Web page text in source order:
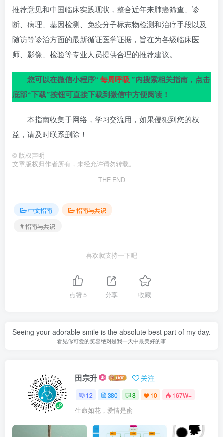
推荐意见和中国临床实践现状，整合近年来肺癌筛查、诊
断、病理、基因检测、免疫分子标志物检测和治疗手段以及
随访等诊治方面的最新循证医学证据，旨在为各级临床医
师、影像、检验等专业人员提供合理的推荐建议。
您可以在微信小程序“每周呼吸 ”内搜索相关指南，点击
底部“下载”按钮可直接下载到微信中方便阅读！
本指南收集于网络，学习交流用，如果侵犯到您的权
益，请及时联系删除！
© 版权声明
文章版权归作者所有，未经允许请勿转载。
THE END
中文指南
指南与共识
# 指南与共识
喜欢就支持一下吧
点赞5 分享 收藏
Seeing your adorable smile is the absolute best part of my day.
看见你可爱的笑容绝对是我一天中最美好的事
田宗升 关注
12 380 8 10 167W+
生命如花，爱情是蜜